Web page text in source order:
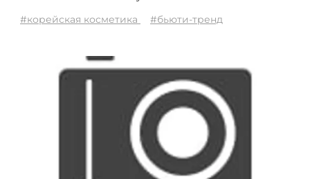
#корейская косметика #бьюти-тренд